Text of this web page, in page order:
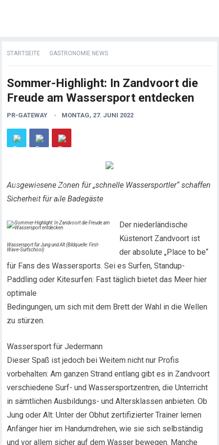
STARTSEITE GASTRONOMIE NEWS
Sommer-Highlight: In Zandvoort die
Freude am Wassersport entdecken
PR-GATEWAY MONTAG, 27. JUNI 2022
Ausgewiesene Zonen für „schnelle Wassersportler“ schaffen
Sicherheit für alle Badegäste
Wassersport für Jung und Alt (Bildquelle: First-
Wave-Surfschool)
Der niederländische
Küstenort Zandvoort ist
der absolute „Place to be“
für Fans des Wassersports. Sei es Surfen, Standup-
Paddling oder Kitesurfen: Fast täglich bietet das Meer hier
optimale
Bedingungen, um sich mit dem Brett der Wahl in die Wellen
zu stürzen.
Wassersport für Jedermann
Dieser Spaß ist jedoch bei Weitem nicht nur Profis
vorbehalten: Am ganzen Strand entlang gibt es in Zandvoort
verschiedene Surf- und Wassersportzentren, die Unterricht
in sämtlichen Ausbildungs- und Altersklassen anbieten. Ob
Jung oder Alt: Unter der Obhut zertifizierter Trainer lernen
Anfänger hier im Handumdrehen, wie sie sich selbständig
und vor allem sicher auf dem Wasser bewegen. Manche